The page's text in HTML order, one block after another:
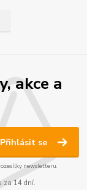
akce a
Přihlásit se
newsletteru.
za 14 dní.